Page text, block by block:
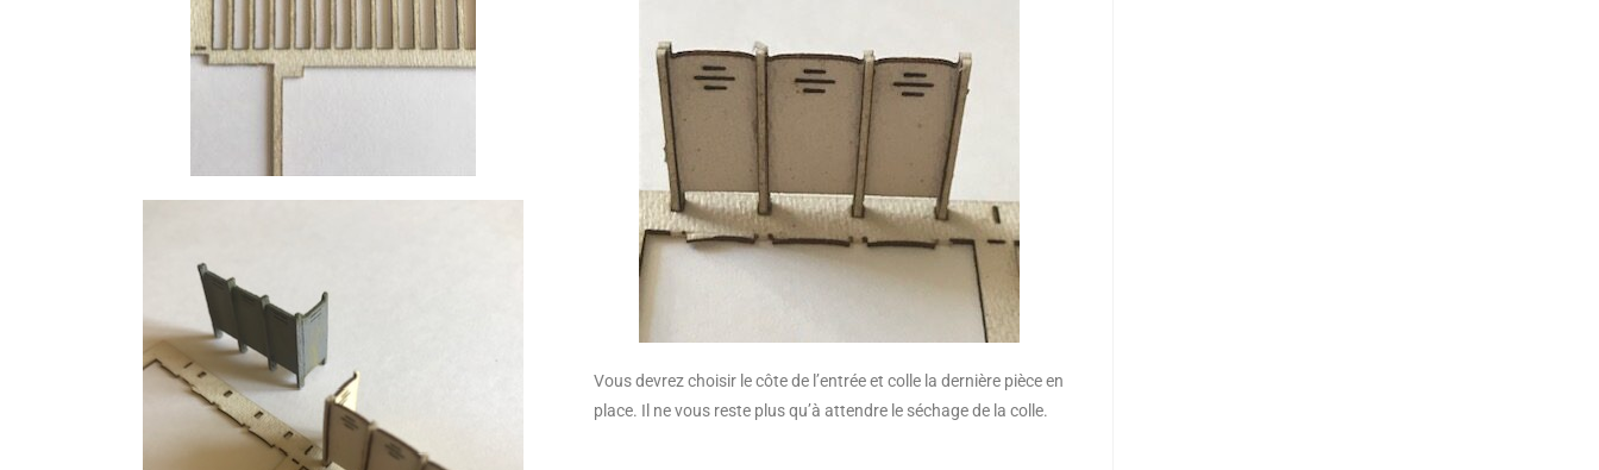
Vous devrez choisir le côte de l’entrée et colle la dernière pièce en
place. Il ne vous reste plus qu’à attendre le séchage de la colle.